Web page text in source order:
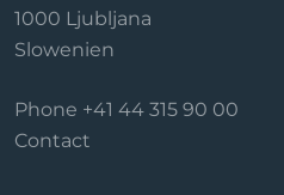
1000 Ljubljana
Slowenien
Phone +41 44 315 90 00
Contact